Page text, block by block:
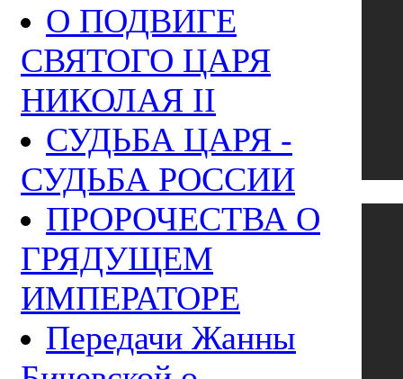
О ПОДВИГЕ
СВЯТОГО ЦАРЯ
НИКОЛАЯ II
СУДЬБА ЦАРЯ -
СУДЬБА РОССИИ
ПРОРОЧЕСТВА О
ГРЯДУЩЕМ
ИМПЕРАТОРЕ
Передачи Жанны